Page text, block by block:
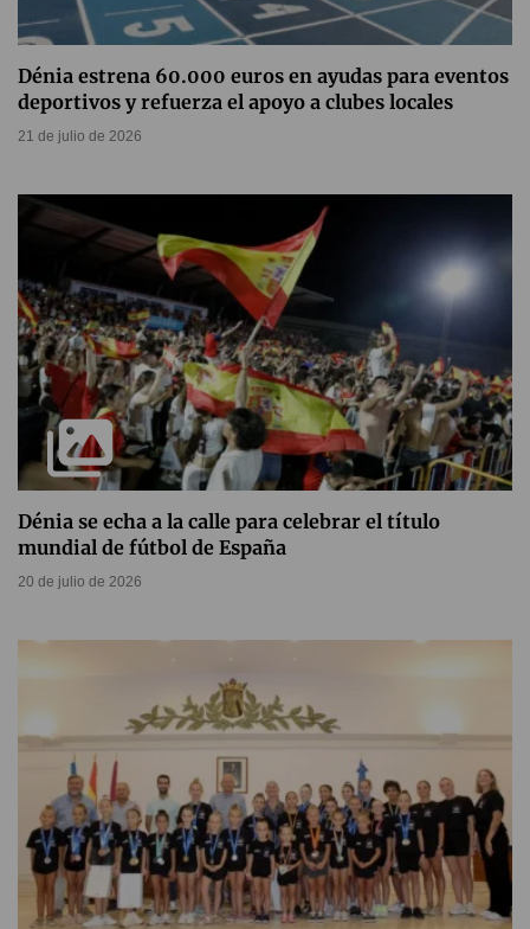
Dénia estrena 60.000 euros en ayudas para eventos
deportivos y refuerza el apoyo a clubes locales
21 de julio de 2026
Dénia se echa a la calle para celebrar el título
mundial de fútbol de España
20 de julio de 2026